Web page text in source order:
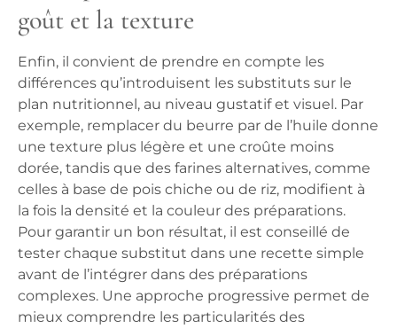
goût et la texture
Enfin, il convient de prendre en compte les
différences qu’introduisent les substituts sur le
plan nutritionnel, au niveau gustatif et visuel. Par
exemple, remplacer du beurre par de l’huile donne
une texture plus légère et une croûte moins
dorée, tandis que des farines alternatives, comme
celles à base de pois chiche ou de riz, modifient à
la fois la densité et la couleur des préparations.
Pour garantir un bon résultat, il est conseillé de
tester chaque substitut dans une recette simple
avant de l’intégrer dans des préparations
complexes. Une approche progressive permet de
mieux comprendre les particularités des